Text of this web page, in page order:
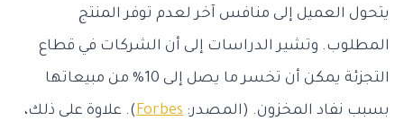
يتحول العميل إلى منافس آخر لعدم توفر المنتج
المطلوب. وتشير الدراسات إلى أن الشركات في قطاع
التجزئة يمكن أن تخسر ما يصل إلى 10% من مبيعاتها
بسبب نفاد المخزون. (المصدر: Forbes). علاوة على ذلك،